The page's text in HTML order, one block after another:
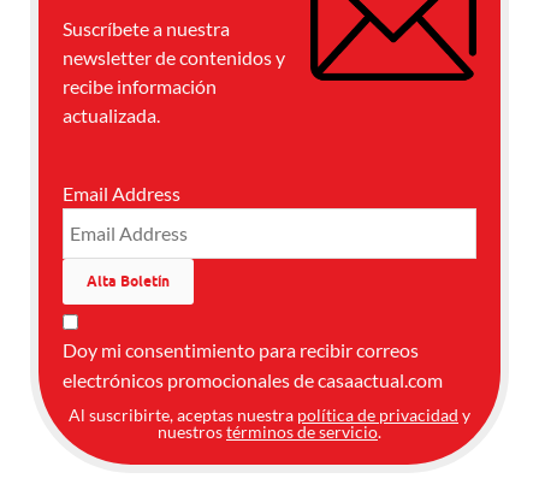
Suscríbete a nuestra
newsletter de contenidos y
recibe información
actualizada.
Email Address
Doy mi consentimiento para recibir correos
electrónicos promocionales de casaactual.com
Al suscribirte, aceptas nuestra política de privacidad y
nuestrostérminos de servicio.